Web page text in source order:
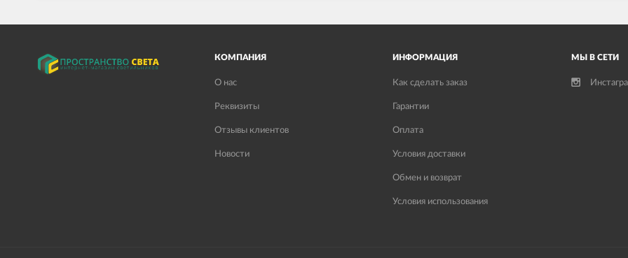
КОМПАНИЯ
О нас
Реквизиты
Отзывы клиентов
Новости
ИНФОРМАЦИЯ
Как сделать заказ
Гарантии
Оплата
Условия доставки
Обмен и возврат
Условия использования
МЫ В СЕТИ